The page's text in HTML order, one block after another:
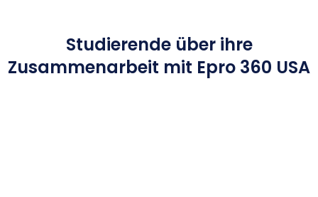
Studierende über ihre
Zusammenarbeit mit Epro 360 USA